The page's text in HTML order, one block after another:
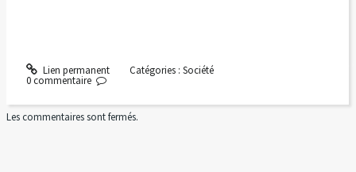
Lien permanent Catégories : Société
0 commentaire
Les commentaires sont fermés.